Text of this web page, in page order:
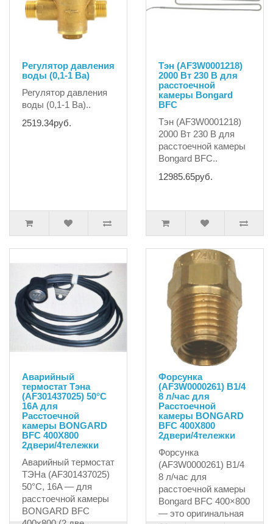
Регулятор давления
воды (0,1-1 Ba)
Регулятор давления
воды (0,1-1 Ba)..
2519.34руб.
Тэн (AF3W0001218)
2000 Вт 230 В для
расстоечной
камеры Bongard
BFC
Тэн (AF3W0001218)
2000 Вт 230 В для
расстоечной камеры
Bongard BFC..
12985.65руб.
Аварийный
термостат Тэна
(AF301437025) 50°C
16A для
Расстоечной
камеры BONGARD
BFC 400X800
2двери/4тележки
Аварийный термостат
ТЭНа (AF301437025)
50°C, 16A — для
расстоечной камеры
BONGARD BFC
Форсунка
(AF3W0000261) B1/4
8 л/час для
Расстоечной
камеры BONGARD
BFC 400X800
2двери/4тележки
Форсунка
(AF3W0000261) B1/4
8 л/час для
расстоечной камеры
Bongard BFC 400×800
— это оригинальная